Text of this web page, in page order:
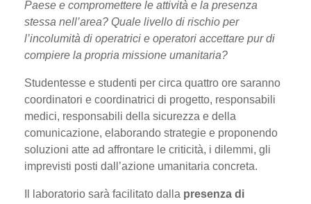
Paese e compromettere le attività e la presenza
stessa nell’area? Quale livello di rischio per
l’incolumità di operatrici e operatori accettare pur di
compiere la propria missione umanitaria?
Studentesse e studenti per circa quattro ore saranno
coordinatori e coordinatrici di progetto, responsabili
medici, responsabili della sicurezza e della
comunicazione, elaborando strategie e proponendo
soluzioni atte ad affrontare le criticità, i dilemmi, gli
imprevisti posti dall’azione umanitaria concreta.
Il laboratorio sarà facilitato dalla presenza di